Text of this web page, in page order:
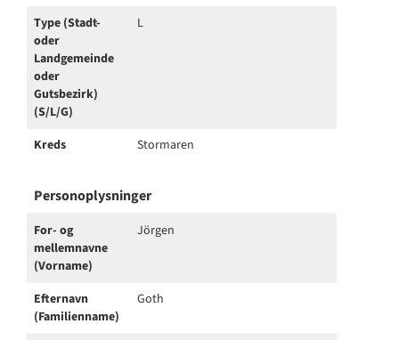
Type (Stadt-
oder
Landgemeinde
oder
Gutsbezirk)
(S/L/G)
L
Kreds Stormaren
Personoplysninger
For- og
mellemnavne
(Vorname)
Jörgen
Efternavn
(Familienname)
Goth